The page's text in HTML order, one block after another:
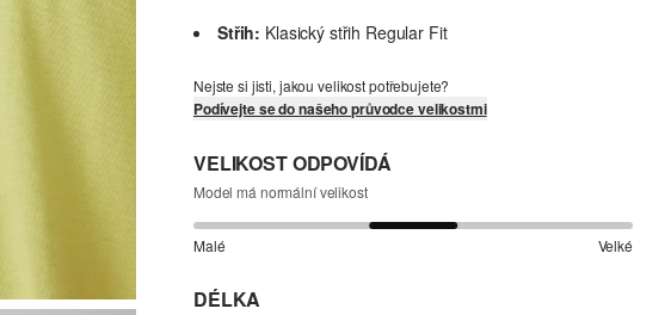
Střih: Klasický střih Regular Fit
Nejste si jisti, jakou velikost potřebujete?
Podívejte se do našeho průvodce velikostmi
VELIKOST ODPOVÍDÁ
Model má normální velikost
Malé Velké
DÉLKA